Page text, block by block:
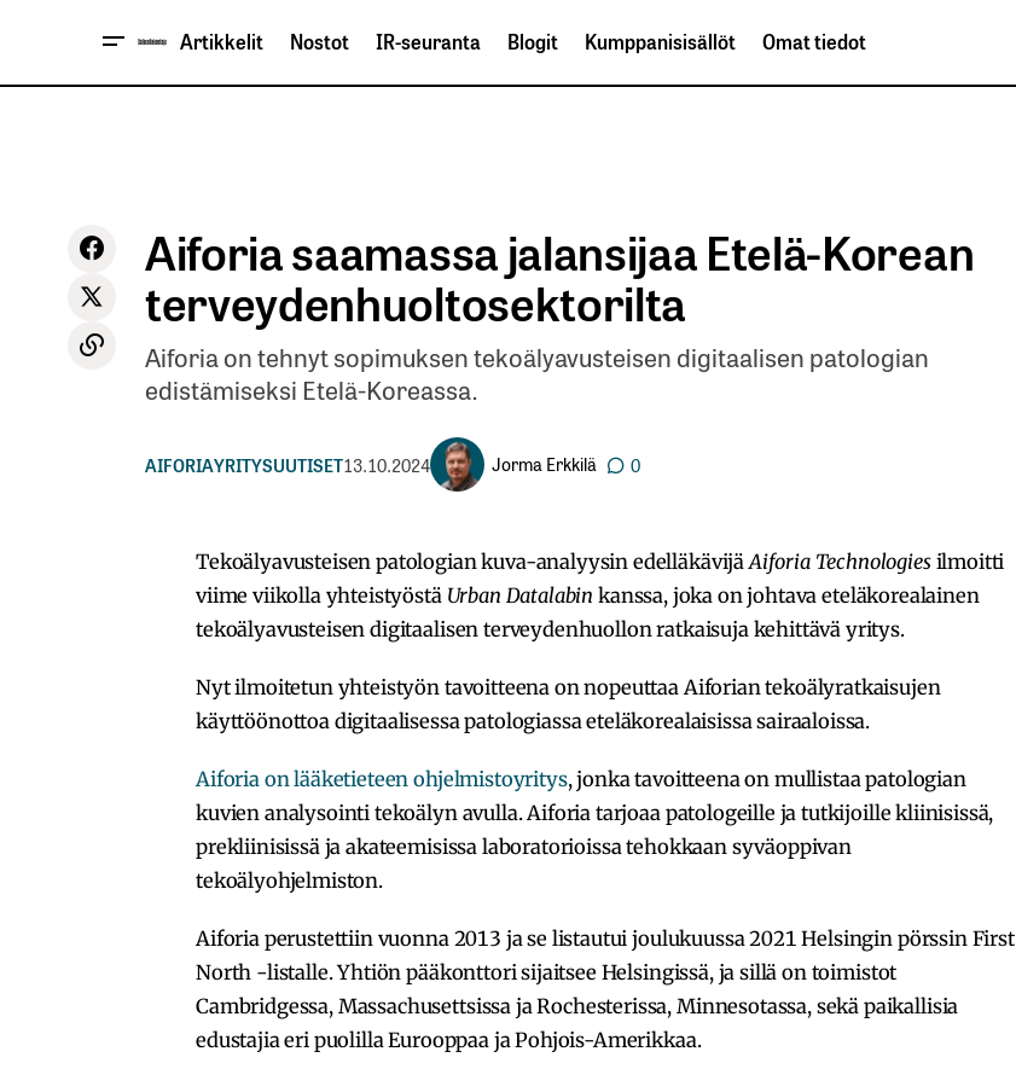
Artikkelit Nostot IR-seuranta Blogit Kumppanisisällöt Omat tiedot
Aiforia saamassa jalansijaa Etelä-Korean
terveydenhuoltosektorilta
Aiforia on tehnyt sopimuksen tekoälyavusteisen digitaalisen patologian
edistämiseksi Etelä-Koreassa.
AIFORIAYRITYSUUTISET13.10.2024 Jorma Erkkilä 0
Tekoälyavusteisen patologian kuva-analyysin edelläkävijä Aiforia Technologiesilmoitti
viime viikolla yhteistyöstä Urban Datalabin kanssa, joka on johtava eteläkorealainen
tekoälyavusteisen digitaalisen terveydenhuollon ratkaisuja kehittävä yritys.
Nyt ilmoitetun yhteistyön tavoitteena on nopeuttaa Aiforian tekoälyratkaisujen
käyttöönottoa digitaalisessa patologiassa eteläkorealaisissa sairaaloissa.
Aiforia on lääketieteen ohjelmistoyritys, jonka tavoitteena on mullistaa patologian
kuvien analysointi tekoälyn avulla. Aiforia tarjoaa patologeille ja tutkijoille kliinisissä,
prekliinisissä ja akateemisissa laboratorioissa tehokkaan syväoppivan
tekoälyohjelmiston.
Aiforia perustettiin vuonna 2013 ja se listautui joulukuussa 2021 Helsingin pörssin First
North -listalle. Yhtiön pääkonttori sijaitsee Helsingissä, ja sillä on toimistot
Cambridgessa, Massachusettsissa ja Rochesterissa, Minnesotassa, sekä paikallisia
edustajia eri puolilla Eurooppaa ja Pohjois-Amerikkaa.